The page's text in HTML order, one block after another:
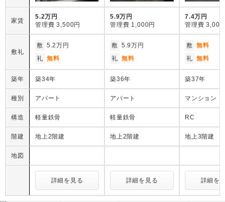
家賃
5.2万円
管理費 3,500円
5.9万円
管理費 1,000円
7.4万円
管理費 3,000
敷礼
敷 5.2万円
礼 無料
敷 5.9万円
礼 無料
敷 無料
礼 無料
築年 築34年 築36年 築37年
種別 アパート アパート マンション
構造 軽量鉄骨 軽量鉄骨 RC
階建 地上2階建 地上2階建 地上3階建
地図
詳細を見る 詳細を見る 詳細を